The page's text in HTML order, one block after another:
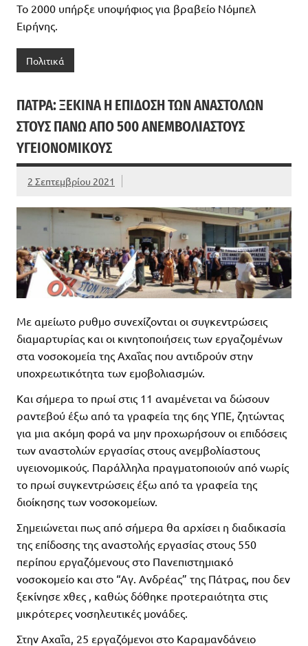
Το 2000 υπήρξε υποψήφιος για βραβείο Νόμπελ
Ειρήνης.
Πολιτικά
ΠΆΤΡΑ: ΞΕΚΙΝΆ Η ΕΠΊΔΟΣΗ ΤΩΝ ΑΝΑΣΤΟΛΏΝ
ΣΤΟΥΣ ΠΆΝΩ ΑΠΌ 500 ΑΝΕΜΒΟΛΊΑΣΤΟΥΣ
ΥΓΕΙΟΝΟΜΙΚΟΎΣ
2 Σεπτεμβρίου 2021
Με αμείωτο ρυθμο συνεχίζονται οι συγκεντρώσεις
διαμαρτυρίας και οι κινητοποιήσεις των εργαζομένων
στα νοσοκομεία της Αχαΐας που αντιδρούν στην
υποχρεωτικότητα των εμοβολιασμών.
Και σήμερα το πρωί στις 11 αναμένεται να δώσουν
ραντεβού έξω από τα γραφεία της 6ης ΥΠΕ, ζητώντας
για μια ακόμη φορά να μην προχωρήσουν οι επιδόσεις
των αναστολών εργασίας στους ανεμβολίαστους
υγειονομικούς. Παράλληλα πραγματοποιούν από νωρίς
το πρωί συγκεντρώσεις έξω από τα γραφεία της
διοίκησης των νοσοκομείων.
Σημειώνεται πως από σήμερα θα αρχίσει η διαδικασία
της επίδοσης της αναστολής εργασίας στους 550
περίπου εργαζόμενους στο Πανεπιστημιακό
νοσοκομείο και στο “Αγ. Ανδρέας” της Πάτρας, που δεν
ξεκίνησε χθες , καθώς δόθηκε προτεραιότητα στις
μικρότερες νοσηλευτικές μονάδες.
Στην Αχαΐα, 25 εργαζόμενοι στο Καραμανδάνειο